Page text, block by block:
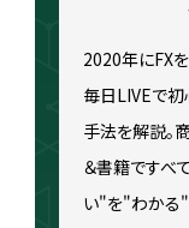
2020年にFX
毎日LIVEで初
手法を解説。
＆書籍ですべ
い"を"わかる"